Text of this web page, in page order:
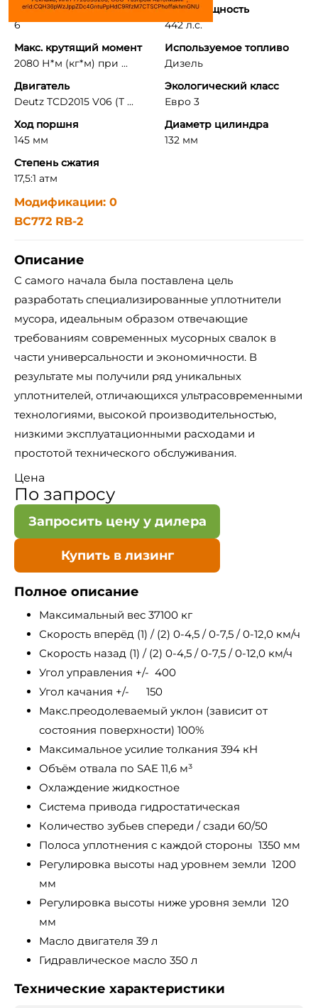
Количество цилиндров
6
Макс. мощность
442 л.с.
Макс. крутящий момент
2080 Н*м (кг*м) при ...
Используемое топливо
Дизель
Двигатель
Deutz TCD2015 V06 (T ...
Экологический класс
Евро 3
Ход поршня
145 мм
Диаметр цилиндра
132 мм
Степень сжатия
17,5:1 атм
Модификации: 0
BС772 RB-2
Описание
С самого начала была поставлена цель
разработать специализированные уплотнители
мусора, идеальным образом отвечающие
требованиям современных мусорных свалок в
части универсальности и экономичности. В
результате мы получили ряд уникальных
уплотнителей, отличающихся ультрасовременными
технологиями, высокой производительностью,
низкими эксплуатационными расходами и
простотой технического обслуживания.
Цена
По запросу
Запросить цену у дилера
Купить в лизинг
Полное описание
Максимальный вес 37100 кг
Скорость вперёд (1) / (2) 0-4,5 / 0-7,5 / 0-12,0 км/ч
Скорость назад (1) / (2) 0-4,5 / 0-7,5 / 0-12,0 км/ч
Угол управления +/- 400
Угол качания +/- 150
Макс.преодолеваемый уклон (зависит от
состояния поверхности) 100%
Максимальное усилие толкания 394 кН
Объём отвала по SAE 11,6 м³
Охлаждение жидкостное
Система привода гидростатическая
Количество зубьев спереди / сзади 60/50
Полоса уплотнения с каждой стороны 1350 мм
Регулировка высоты над уровнем земли 1200
мм
Регулировка высоты ниже уровня земли 120
мм
Масло двигателя 39 л
Гидравлическое масло 350 л
Технические характеристики